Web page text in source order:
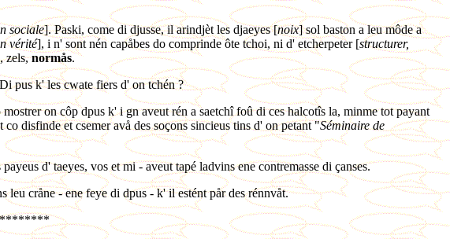
sociale]. Paski, come di djusse, il arindjèt les djaeyes [noix] sol baston a leu môde a
vérité], i n' sont nén capåbes do comprinde ôte tchoi, ni d' etcherpeter [structurer,
zels,normås.
pus k' les cwate fiers d' on tchén ?
on côp dpus k' i gn aveut rén a saetchî foû di ces halcotîs la, minme tot payant
disfinde et csemer avå des soçons sincieus tins d' on petant "Séminaire de
d' taeyes, vos et mi - aveut tapé ladvins ene contremasse di çanses.
cråne - ene feye di dpus - k' il estént pår des rénnvåt.